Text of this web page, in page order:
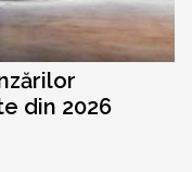
din 2026